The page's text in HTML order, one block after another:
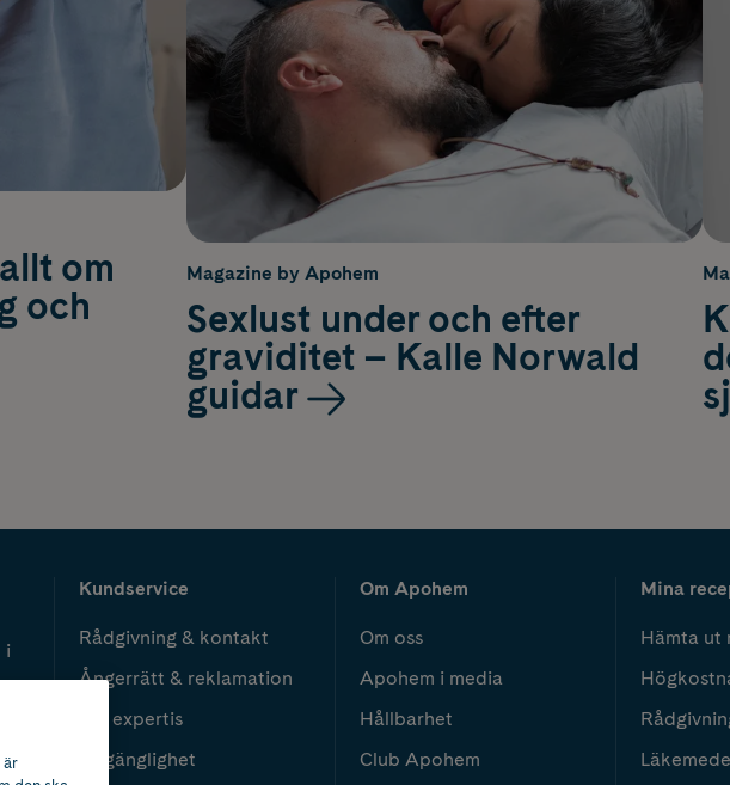
om
och
Magazine by Apohem
Sexlust under och efter
graviditet – Kalle Norwald
guidar
i
Kundservice
Rådgivning & kontakt
Ångerrätt & reklamation
Vår expertis
Tillgänglighet
Om Apohem
Om oss
Apohem i media
Hållbarhet
Club Apohem
Mina
Hämta ut
är